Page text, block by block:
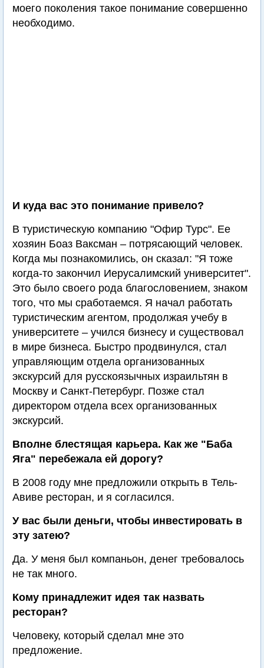
моего поколения такое понимание совершенно
необходимо.
И куда вас это понимание привело?
В туристическую компанию "Офир Турс". Ее
хозяин Боаз Ваксман – потрясающий человек.
Когда мы познакомились, он сказал: "Я тоже
когда-то закончил Иерусалимский университет".
Это было своего рода благословением, знаком
того, что мы сработаемся. Я начал работать
туристическим агентом, продолжая учебу в
университете – учился бизнесу и существовал
в мире бизнеса. Быстро продвинулся, стал
управляющим отдела организованных
экскурсий для русскоязычных израильтян в
Москву и Санкт-Петербург. Позже стал
директором отдела всех организованных
экскурсий.
Вполне блестящая карьера. Как же "Баба
Яга" перебежала ей дорогу?
В 2008 году мне предложили открыть в Тель-
Авиве ресторан, и я согласился.
У вас были деньги, чтобы инвестировать в
эту затею?
Да. У меня был компаньон, денег требовалось
не так много.
Кому принадлежит идея так назвать
ресторан?
Человеку, который сделал мне это
предложение.